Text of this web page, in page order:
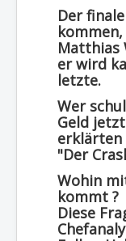
Der
Matthias
er wird
letzte.
Wer
Geld
erklärten
"Der
Wohin
kommt ?
Diese